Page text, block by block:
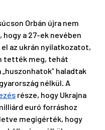
Orbán újra nem
hogy a 27-ek nevében
el az ukrán nyilatkozatot,
tették meg, tehát
haladtak
nélkül. A
része, hogy Ukrajna
euró forráshoz
megígérték, hogy